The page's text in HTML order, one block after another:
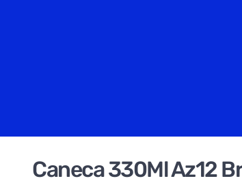
Caneca 330Ml Az12